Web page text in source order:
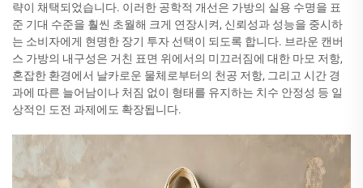
략이 채택되었습니다. 이러한 공학적 개선은 가방의 실용 수명을 표
준 기대 수준을 훨씬 초월해 크게 연장시켜, 신뢰성과 성능을 중시하
는 소비자에게 현명한 장기 투자 선택이 되도록 합니다. 브라운 캔버
스 가방의 내구성은 거친 표면 위에서의 미끄러짐에 대한 마모 저항,
혼잡한 환경에서 날카로운 물체로부터의 천공 저항, 그리고 시간 경
과에 따른 늘어남이나 처짐 없이 형태를 유지하는 치수 안정성 등 일
상적인 도전 과제에도 확장됩니다.